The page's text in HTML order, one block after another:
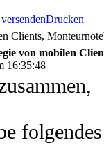
Drucken
Clients,
von mobilen
16:35:48